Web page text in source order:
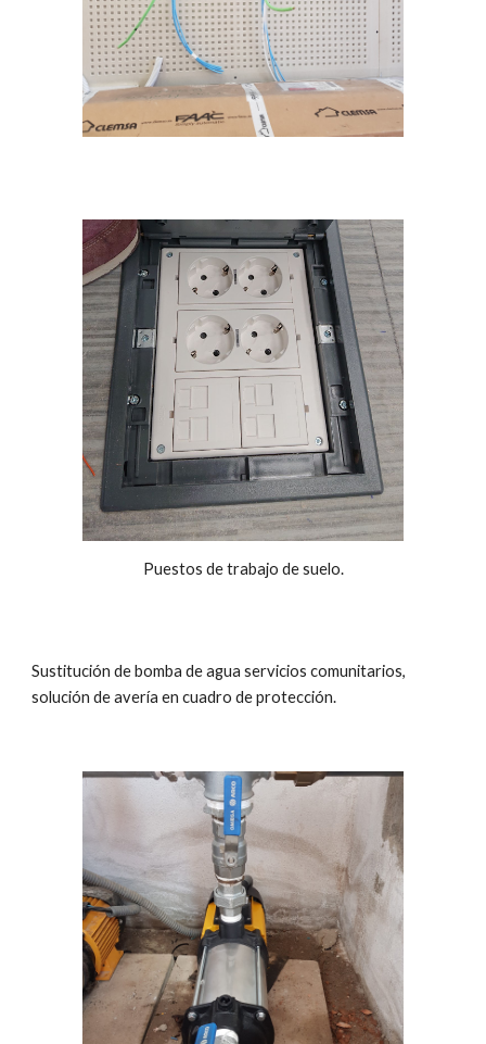
Puestos de trabajo de suelo.
Sustitución de bomba de agua servicios comunitarios,
solución de avería en cuadro de protección.